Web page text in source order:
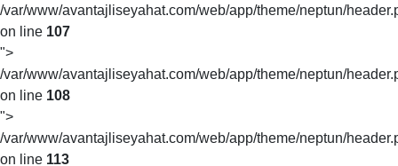
/var/www/avantajliseyahat.com/web/app/theme/neptun/
on line 107
">
/var/www/avantajliseyahat.com/web/app/theme/neptun/
on line 108
">
/var/www/avantajliseyahat.com/web/app/theme/neptun/
on line 113